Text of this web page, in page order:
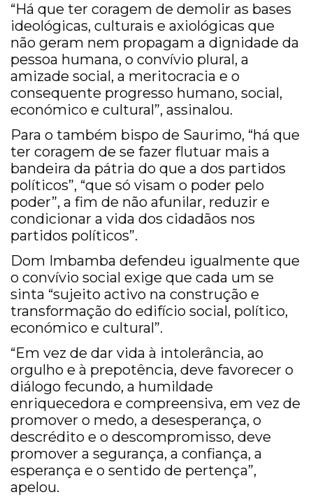
“Há que ter coragem de demolir as bases
ideológicas, culturais e axiológicas que
não geram nem propagam a dignidade da
pessoa humana, o convívio plural, a
amizade social, a meritocracia e o
consequente progresso humano, social,
económico e cultural”, assinalou.
Para o também bispo de Saurimo, “há que
ter coragem de se fazer flutuar mais a
bandeira da pátria do que a dos partidos
políticos”, “que só visam o poder pelo
poder”, a fim de não afunilar, reduzir e
condicionar a vida dos cidadãos nos
partidos políticos”.
Dom Imbamba defendeu igualmente que
o convívio social exige que cada um se
sinta “sujeito activo na construção e
transformação do edifício social, político,
económico e cultural”.
“Em vez de dar vida à intolerância, ao
orgulho e à prepotência, deve favorecer o
diálogo fecundo, a humildade
enriquecedora e compreensiva, em vez de
promover o medo, a desesperança, o
descrédito e o descompromisso, deve
promover a segurança, a confiança, a
esperança e o sentido de pertença”,
apelou.